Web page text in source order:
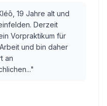
19 Jahre alt und
Derzeit
Vorpraktikum für
und bin daher
an
"